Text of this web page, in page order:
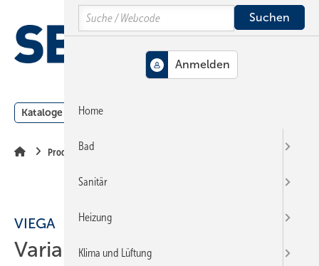
Hauptinhalt
Hauptmenü
SiteSearch
Kataloge Meldungen
Produkte
VIEGA
Varianten in Schwarz
Search
Home
Bad
Sanitär
Heizung
Klima und Lüftung